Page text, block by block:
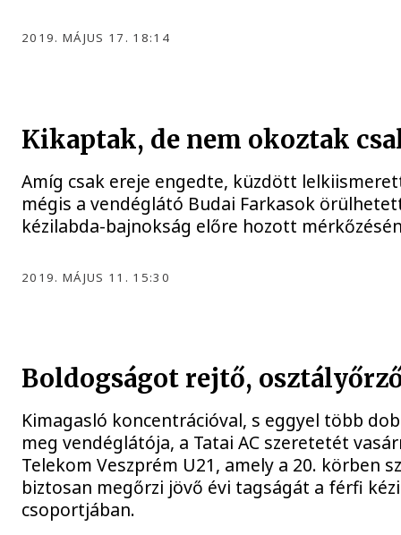
2019. MÁJUS 17. 18:14
Kikaptak, de nem okoztak
Amíg csak ereje engedte, küzdött
mégis a vendéglátó Budai Farkasok
kézilabda-bajnokság előre hozott
2019. MÁJUS 11. 15:30
Boldogságot rejtő,
Kimagasló koncentrációval, s eggyel több
meg vendéglátója, a Tatai AC szeretetét
Telekom Veszprém U21, amely a 20. körben
biztosan megőrzi jövő évi tagságát a férfi
csoportjában.